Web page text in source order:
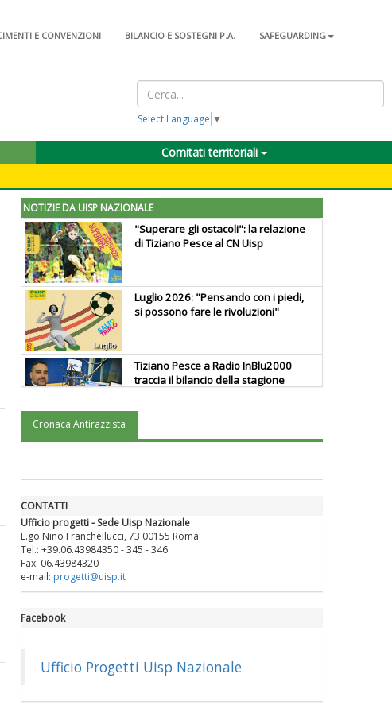
E CONVENZIONI BILANCIO E SOSTEGNI P.A.
SAFEGUARDING
Select Language ▼
Comitati territoriali
NOTIZIE DA UISP NAZIONALE
"Superare gli ostacoli": la relazione
di Tiziano Pesce al CN Uisp
Luglio 2026: "Pensando con i piedi,
si possono fare le rivoluzioni"
Tiziano Pesce a Radio InBlu2000
traccia il bilancio della stagione
prosegue anche in estate
Cronaca Antirazzista
CONTATTI
Ufficio progetti - Sede Uisp Nazionale
L.go Nino Franchellucci, 73 00155 Roma
Tel.: +39.06.43984350 - 345 - 346
Fax: 06.43984320
e-mail: progetti@uisp.it
Facebook
Ufficio Progetti Uisp Nazionale